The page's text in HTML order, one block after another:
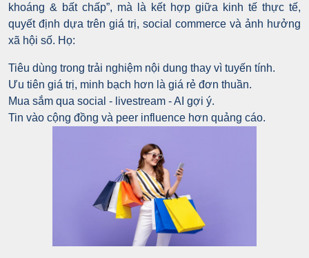
khoáng & bất chấp”, mà là kết hợp giữa kinh tế thực tế,
quyết định dựa trên giá trị, social commerce và ảnh hưởng
xã hội số. Họ:
Tiêu dùng trong trải nghiệm nội dung thay vì tuyến tính.
Ưu tiên giá trị, minh bạch hơn là giá rẻ đơn thuần.
Mua sắm qua social - livestream - AI gợi ý.
Tin vào cộng đồng và peer influence hơn quảng cáo.